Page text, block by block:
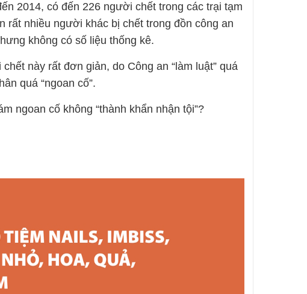
2014, có đến 226 người chết trong các trại tạm
rất nhiều người khác bị chết trong đồn công an
không có số liệu thống kê.
này rất đơn giản, do Công an “làm luật” quá
quá “ngoan cố”.
ngoan cố không “thành khẩn nhận tội”?